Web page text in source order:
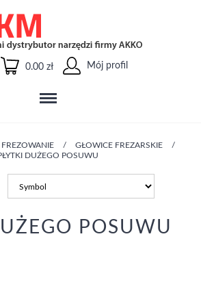
0.00 zł Mój profil
FREZOWANIE / GŁOWICE FREZARSKIE
/
DUŻEGO POSUWU
POSUWU